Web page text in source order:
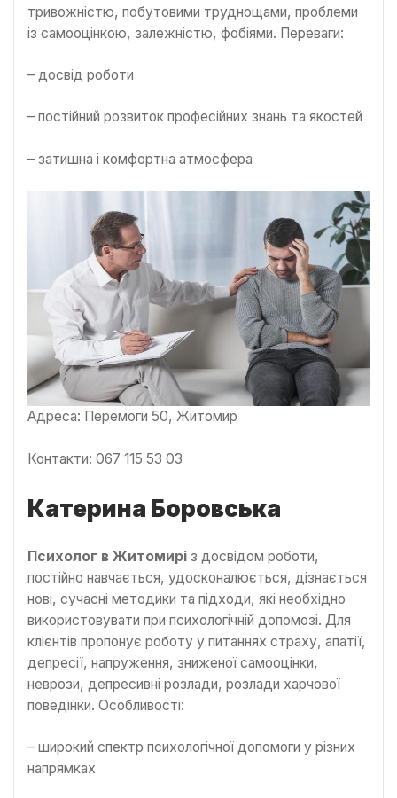
тривожністю, побутовими труднощами, проблеми
із самооцінкою, залежністю, фобіями. Переваги:
– досвід роботи
– постійний розвиток професійних знань та якостей
– затишна і комфортна атмосфера
Адреса: Перемоги 50, Житомир
Контакти: 067 115 53 03
Катерина Боровська
Психолог в Житомирі з досвідом роботи,
постійно навчається, удосконалюється, дізнається
нові, сучасні методики та підходи, які необхідно
використовувати при психологічній допомозі. Для
клієнтів пропонує роботу у питаннях страху, апатії,
депресії, напруження, зниженої самооцінки,
неврози, депресивні розлади, розлади харчової
поведінки. Особливості:
– широкий спектр психологічної допомоги у різних
напрямках